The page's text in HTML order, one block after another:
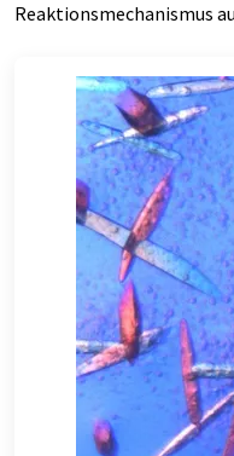
Reaktionsmechanismus